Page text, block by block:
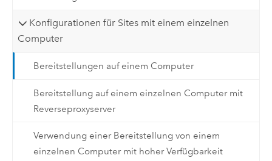
Konfigurationen für Sites mit einem einzelnen
Computer
Bereitstellungen auf einem Computer
Bereitstellung auf einem einzelnen Computer mit
Reverseproxyserver
Verwendung einer Bereitstellung von einem
einzelnen Computer mit hoher Verfügbarkeit